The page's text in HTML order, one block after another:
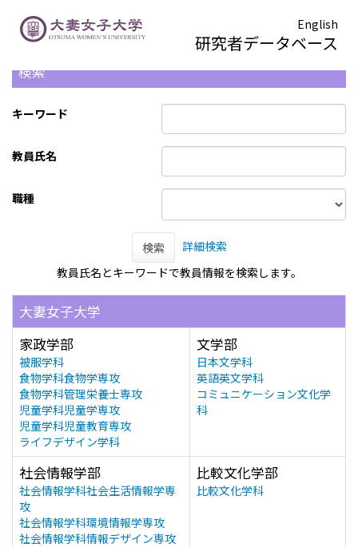
English
研究者データベース
検索
キーワード
教員氏名
職種
検索
詳細検索
教員氏名とキーワードで教員情報を検索します。
大妻女子大学
家政学部
被服学科
食物学科食物学専攻
食物学科管理栄養士専攻
児童学科児童学専攻
児童学科児童教育専攻
ライフデザイン学科
文学部
日本文学科
英語英文学科
コミュニケーション文化学
科
社会情報学部
社会情報学科社会生活情報学専
攻
社会情報学科環境情報学専攻
社会情報学科情報デザイン専攻
比較文化学部
比較文化学科